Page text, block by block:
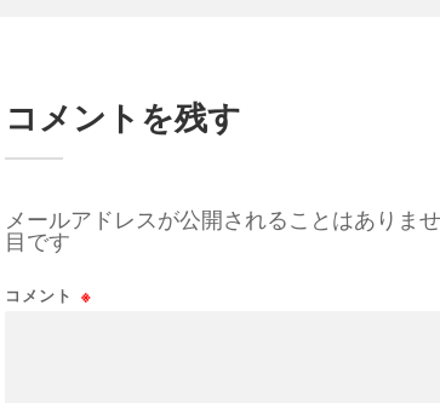
コメントを残す
メールアドレスが公開されることはありませ
目です
コメント ※